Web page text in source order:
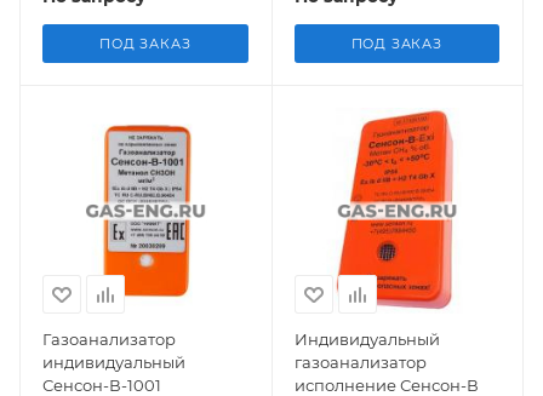
ПОД ЗАКАЗ ПОД ЗАКАЗ
Газоанализатор
индивидуальный
Сенсон-В-1001
Индивидуальный
газоанализатор
исполнение Сенсон-В